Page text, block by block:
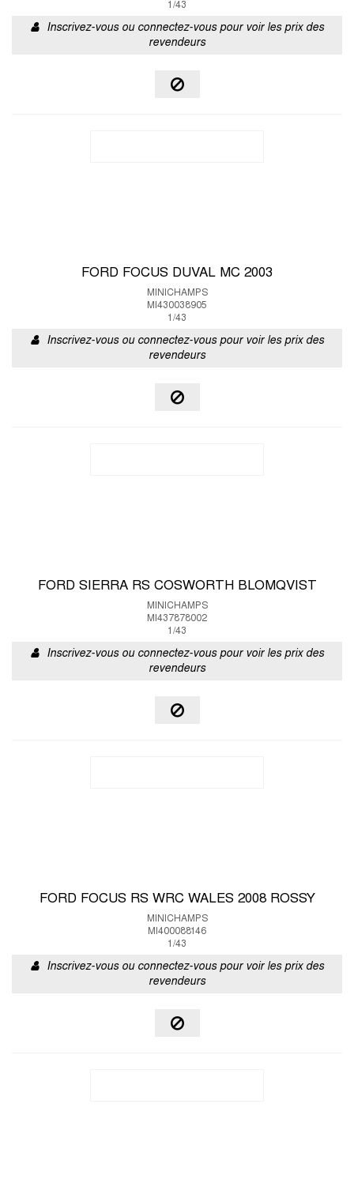
1/43
Inscrivez-vous ou connectez-vous pour voir les prix des
revendeurs
FORD FOCUS DUVAL MC 2003
MINICHAMPS
MI430038905
1/43
Inscrivez-vous ou connectez-vous pour voir les prix des
revendeurs
FORD SIERRA RS COSWORTH BLOMQVIST
MINICHAMPS
MI437878002
1/43
Inscrivez-vous ou connectez-vous pour voir les prix des
revendeurs
FORD FOCUS RS WRC WALES 2008 ROSSY
MINICHAMPS
MI400088146
1/43
Inscrivez-vous ou connectez-vous pour voir les prix des
revendeurs